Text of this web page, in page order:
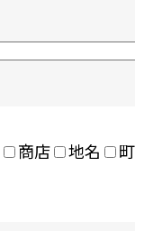
商店 地名
町村